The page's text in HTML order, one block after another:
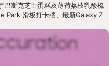
斯克芝士蛋糕及薄荷荔枝乳酸梳
Park 滑板打卡牆、最新Galaxy Z